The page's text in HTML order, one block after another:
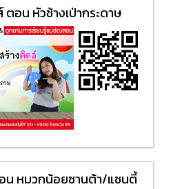
อน หัวช้างเป่ากระดาษ
น หมวกน้อยซานต้า/แซนตี้